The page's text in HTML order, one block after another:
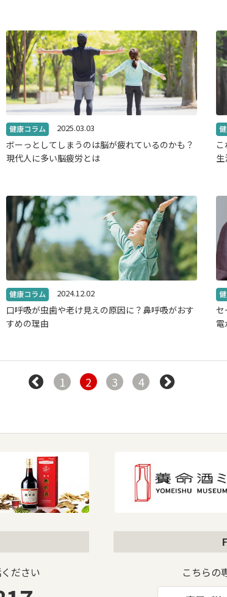
2025.03.03
ボーっとしてしまうのは脳が疲れているのかも？
現代人に多い脳疲労とは
2024.12.02
口呼吸が虫歯や老け見えの原因に？鼻呼吸がおす
すめの理由
セ
1 2 3 4
ださい
こちらの